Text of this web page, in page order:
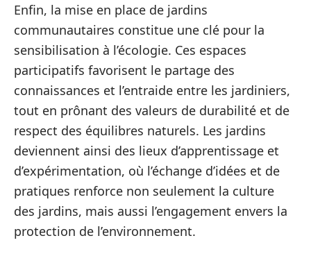
Enfin, la mise en place de jardins
communautaires constitue une clé pour la
sensibilisation à l’écologie. Ces espaces
participatifs favorisent le partage des
connaissances et l’entraide entre les jardiniers,
tout en prônant des valeurs de durabilité et de
respect des équilibres naturels. Les jardins
deviennent ainsi des lieux d’apprentissage et
d’expérimentation, où l’échange d’idées et de
pratiques renforce non seulement la culture
des jardins, mais aussi l’engagement envers la
protection de l’environnement.